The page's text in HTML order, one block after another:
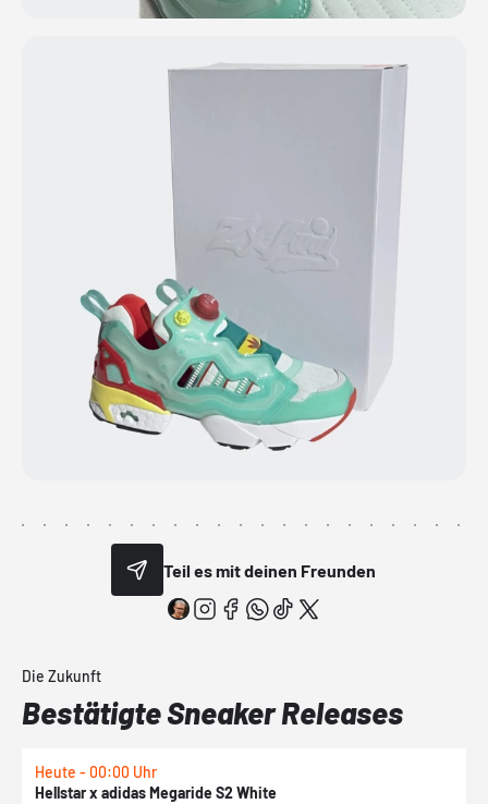
Teil es mit deinen Freunden
Die Zukunft
Bestätigte Sneaker Releases
Heute - 00:00 Uhr
Hellstar x adidas Megaride S2 White